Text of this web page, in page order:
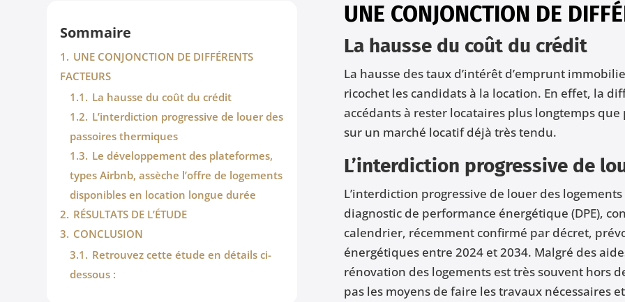
Sommaire
1. UNE CONJONCTION DE DIFFÉRENTS
FACTEURS
1.1. La hausse du coût du crédit
1.2. L’interdiction progressive de louer des
passoires thermiques
1.3. Le développement des plateformes,
types Airbnb, assèche l’offre de logements
disponibles en location longue durée
2. RÉSULTATS DE L’ÉTUDE
3. CONCLUSION
3.1. Retrouvez cette étude en détails ci-
dessous :
UNE CONJONCTION DE
La hausse du coût du crédit
La hausse des taux d’intérêt d’emprunt
ricochet les candidats à la location. En effet, la
accédants à rester locataires plus longtemps
sur un marché locatif déjà très tendu.
L’interdiction progressive de
L’interdiction progressive de louer des
diagnostic de performance énergétique (DPE),
calendrier, récemment confirmé par décret,
énergétiques entre 2024 et 2034. Malgré des
rénovation des logements est très souvent hors
pas les moyens de faire les travaux nécessaires